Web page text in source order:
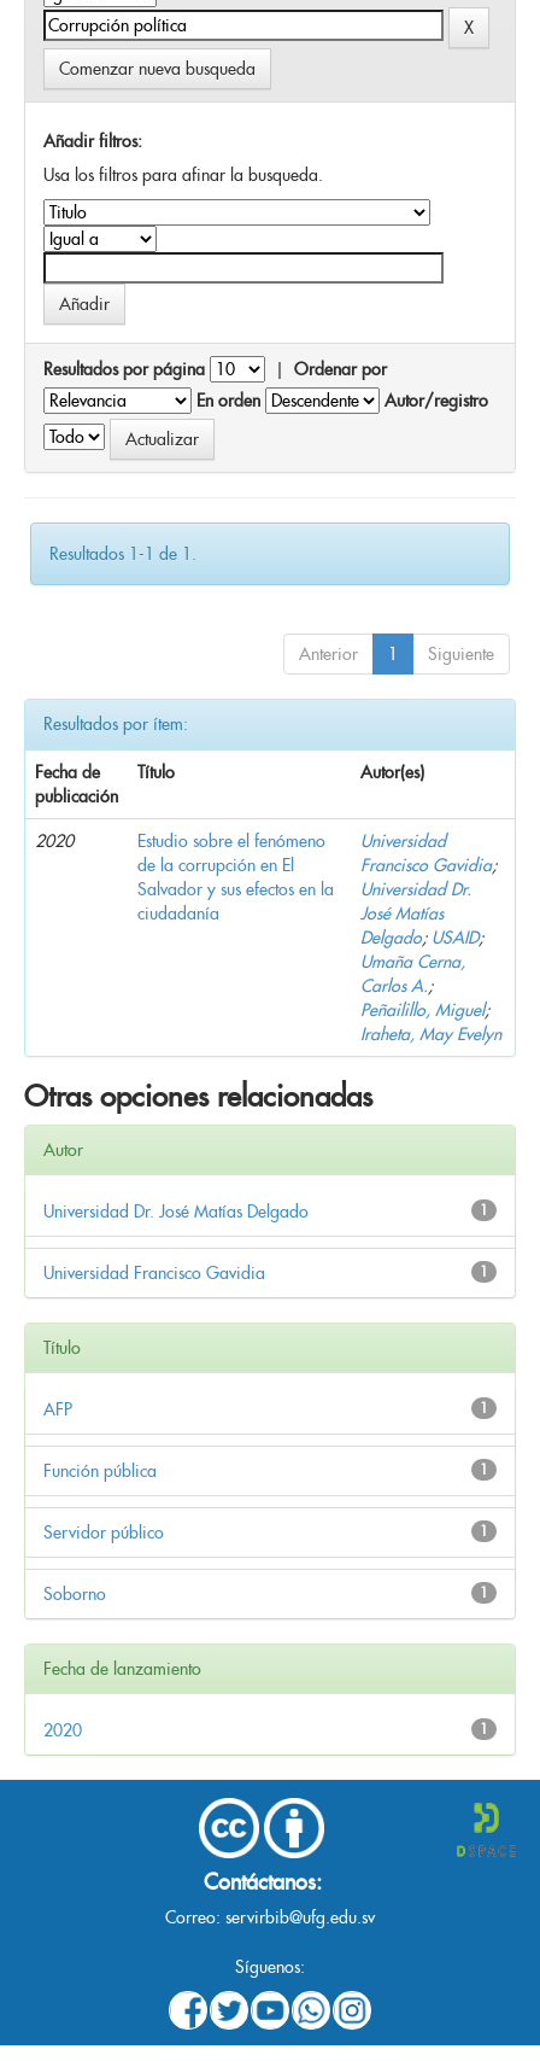
Comenzar nueva busqueda
Añadir filtros:
Usa los filtros para afinar la busqueda.
Resultados por página | Ordenar por
En orden
Autor/registro
Resultados 1-1 de 1.
Anterior 1 Siguiente
Resultados por ítem:
Fecha de
publicación
Título Autor(es)
2020
Estudio sobre el fenómeno
de la corrupción en El
Salvador y sus efectos en la
ciudadanía
Universidad
Francisco Gavidia;
Universidad Dr.
José Matías
Delgado; USAID;
Umaña Cerna,
Carlos A.;
Peñailillo, Miguel;
Iraheta, May Evelyn
Otras opciones relacionadas
Autor
1
Universidad Dr. José Matías Delgado
1
Universidad Francisco Gavidia
Título
1
AFP
1
Función pública
1
Servidor público
1
Soborno
Fecha de lanzamiento
1
2020
Contáctanos:
Correo: servirbib@ufg.edu.sv
Síguenos: